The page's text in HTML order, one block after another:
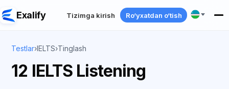
Exalify Tizimga kirish Ro‘yxatdan o‘tish
Testlar›IELTS›Tinglash
12 IELTS Listening